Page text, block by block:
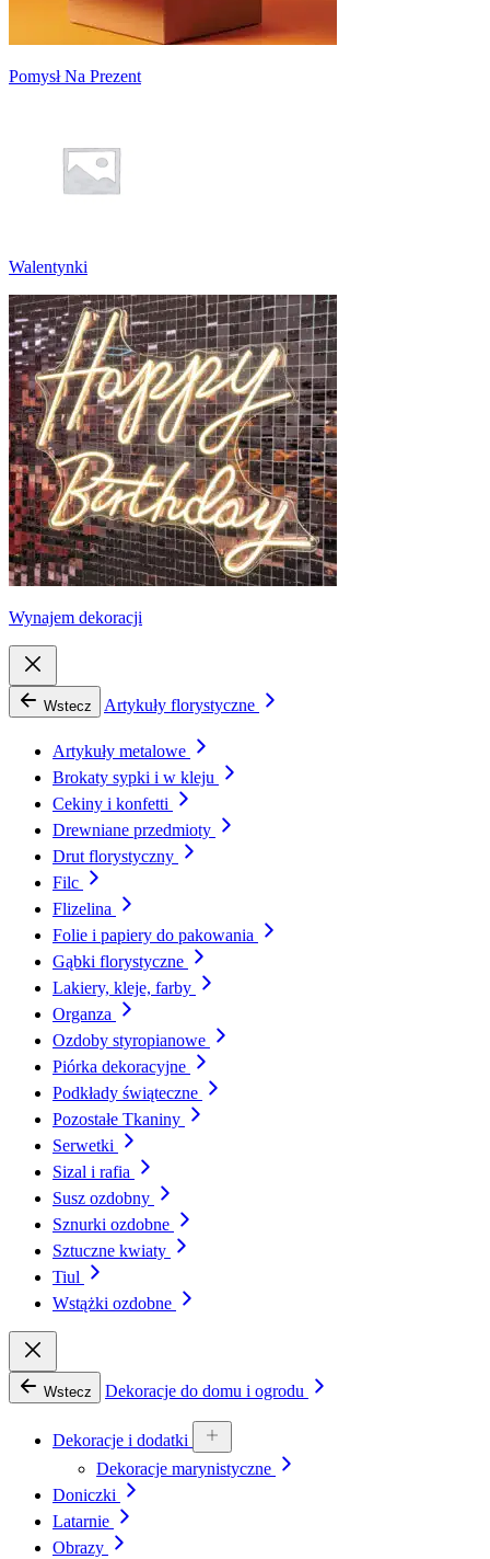
Pomysł Na Prezent
Walentynki
Wynajem dekoracji
Wstecz Artykuły florystyczne
Artykuły metalowe
Brokaty sypki i w kleju
Cekiny i konfetti
Drewniane przedmioty
Drut florystyczny
Filc
Flizelina
Folie i papiery do pakowania
Gąbki florystyczne
Lakiery, kleje, farby
Organza
Ozdoby styropianowe
Piórka dekoracyjne
Podkłady świąteczne
Pozostałe Tkaniny
Serwetki
Sizal i rafia
Susz ozdobny
Sznurki ozdobne
Sztuczne kwiaty
Tiul
Wstążki ozdobne
Wstecz Dekoracje do domu i ogrodu
Dekoracje i dodatki
Dekoracje marynistyczne
Doniczki
Latarnie
Obrazy